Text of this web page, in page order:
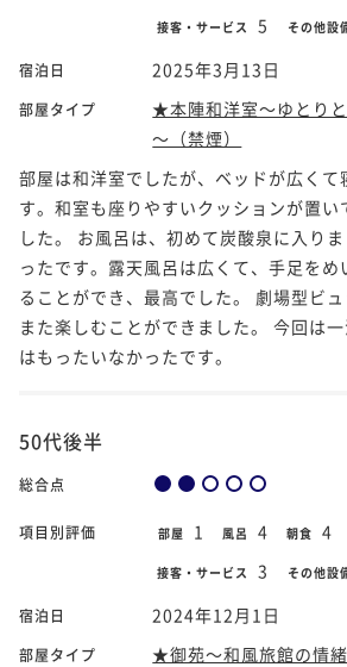
接客・サービス 5 その他設
宿泊日 2025年3月13日
部屋タイプ
★本陣和洋室～ゆとり
～（禁煙）
部屋は和洋室でしたが、ベッドが広くて
す。和室も座りやすいクッションが置い
した。 お風呂は、初めて炭酸泉に入り
ったです。露天風呂は広くて、手足をめ
ることができ、最高でした。 劇場型ビュ
また楽しむことができました。 今回は
はもったいなかったです。
50代後半
総合点
項目別評価 部屋 1 風呂 4 朝食 4
接客・サービス 3 その他設
宿泊日 2024年12月1日
部屋タイプ
★御苑～和風旅館の情